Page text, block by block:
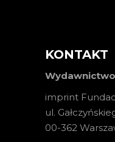
KONTAKT
imprint
ul.
00-362